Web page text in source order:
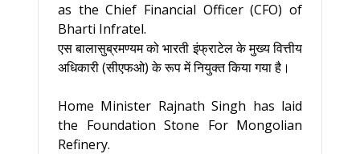
as the Chief Financial Officer (CFO) of
Bharti Infratel.
एस बालासुब्रमण्यम को भारती इंफ्राटेल के मुख्य वित्तीय
अधिकारी (सीएफओ) के रूप में नियुक्त किया गया है।
Home Minister Rajnath Singh has laid
the Foundation Stone For Mongolian
Refinery.